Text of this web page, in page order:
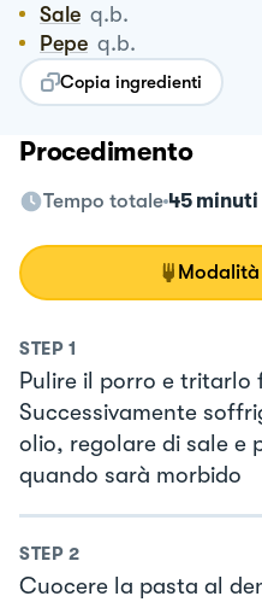
Sale q.b.
Pepe q.b.
Copia ingredienti
Procedimento
Tempo totale 45 minuti
STEP 1
Pulire il porro e tritarlo
Successivamente
olio, regolare di sale e
quando sarà morbido
STEP 2
Cuocere la pasta al